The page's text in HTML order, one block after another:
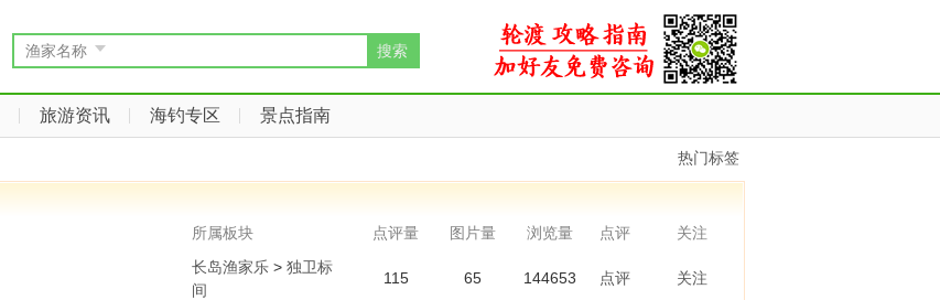
渔家名称 搜索
旅游资讯 海钓专区 景点指南
热门标签
所属板块 点评量 图片量 浏览量 点评 关注
长岛渔家乐 > 独卫标
间
115 65 144653 点评 关注